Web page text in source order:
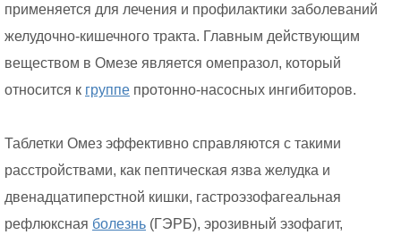
применяется для лечения и профилактики заболеваний
желудочно-кишечного тракта. Главным действующим
веществом в Омезе является омепразол, который
относится к группе протонно-насосных ингибиторов.
Таблетки Омез эффективно справляются с такими
расстройствами, как пептическая язва желудка и
двенадцатиперстной кишки, гастроэзофагеальная
рефлюксная болезнь (ГЭРБ), эрозивный эзофагит,